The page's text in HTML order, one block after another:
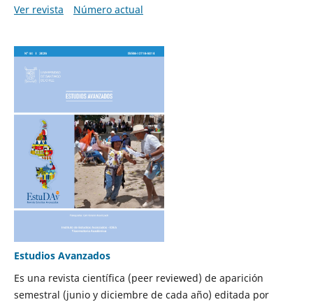
Ver revista
Número actual
Estudios Avanzados
Es una revista científica (peer reviewed) de aparición
semestral (junio y diciembre de cada año) editada por